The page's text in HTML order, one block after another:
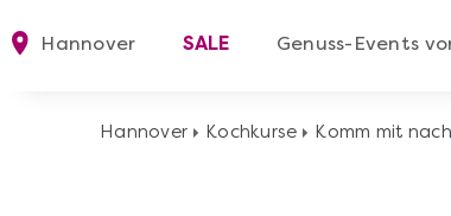
Hannover SALE Genuss-Events
Hannover Kochkurse Komm mit